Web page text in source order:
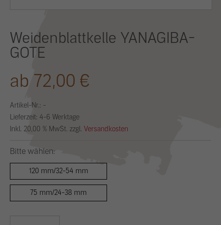
Weidenblattkelle YANAGIBA-
GOTE
ab 72,00 €
Artikel-Nr.: -
Lieferzeit: 4-6 Werktage
Inkl. 20,00 % MwSt. zzgl. Versandkosten
Bitte wählen:
120 mm/32-54 mm
75 mm/24-38 mm